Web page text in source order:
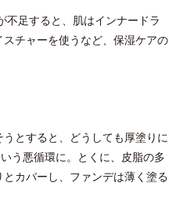
不足すると、肌はインナードラ
チャーを使うなど、保湿ケアの
とすると、どうしても厚塗りに
う悪循環に。とくに、皮脂の多
カバーし、ファンデは薄く塗る